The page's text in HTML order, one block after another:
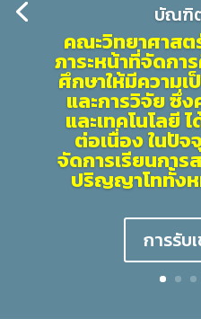
บัณฑิ
คณะวิทยาศาสต
ภาระหน้าที่จัดก
ศึกษาให้มีความเ
และการวิจัย ซึ่
และเทคโนโลยี
ต่อเนื่อง ในปั
จัดการเรียนกา
ปริญญาโททั้ง
การรับ